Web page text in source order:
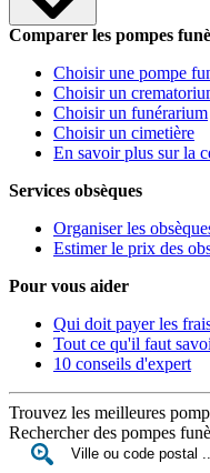
Comparer les pompes
Choisir une pompe
Choisir un
Choisir un funérarium
Choisir un cimetière
En savoir plus sur la
Services obsèques
Organiser les
Estimer le prix des
Pour vous aider
Qui doit payer les
Tout ce qu'il faut
10 conseils d'expert
Trouvez les meilleures
Rechercher des pompes